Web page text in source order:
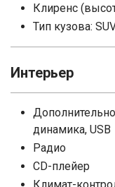
Клиренс
Тип кузова:
Интерьер
динамика, USB
Радио
CD-плейер